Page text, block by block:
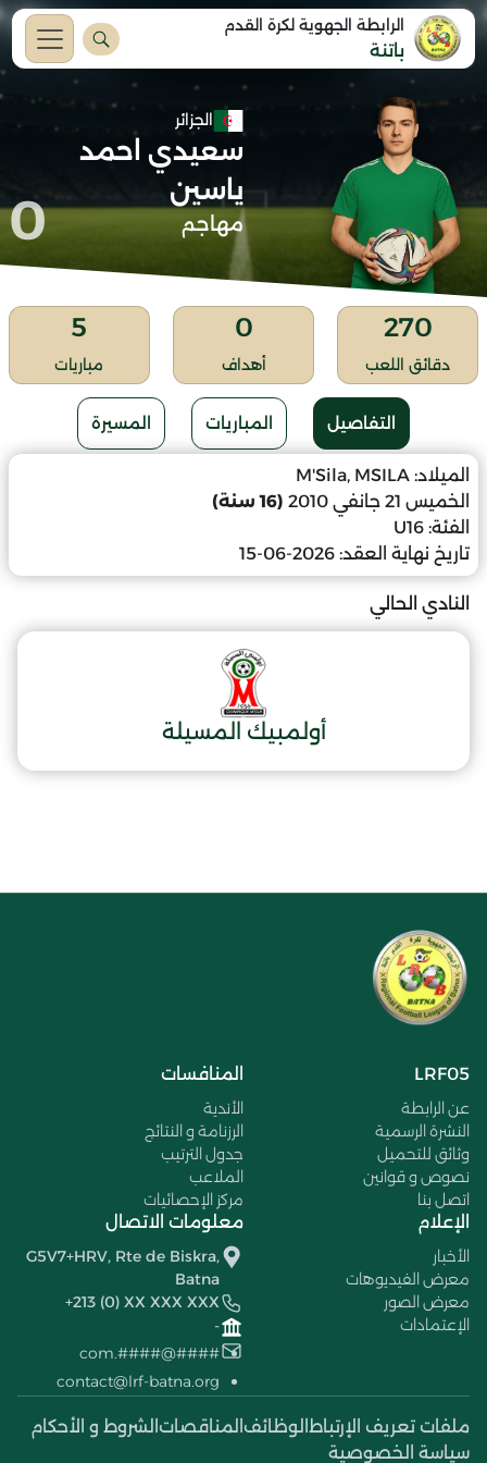
الرابطة الجهوية لكرة القدم
باتنة
الجزائر
سعيدي احمد
ياسين
مهاجم 0
270
دقائق اللعب
0
أهداف
5
مباريات
التفاصيل المباريات المسيرة
الميلاد: M'Sila, MSILA
الخميس 21 جانفي 2010
(16 سنة)
الفئة: U16
تاريخ نهاية العقد: 2026-06-15
النادي الحالي
أولمبيك المسيلة
LRF05
عن الرابطة
النشرة الرسمية
وثائق للتحميل
نصوص و قوانين
اتصل بنا
المنافسات
الأندية
الرزنامة و النتائج
جدول الترتيب
الملاعب
مركز الإحصائيات
الإعلام
الأخبار
معرض الفيديوهات
معرض الصور
الإعتمادات
معلومات الاتصال
G5V7+HRV, Rte de Biskra,
Batna
+213 (0) XX XXX XXX
-
####@####.com
contact@lrf-batna.org
ملفات تعريف الإرتباط الوظائف المناقصات الشروط و الأحكام
سياسة الخصوصية